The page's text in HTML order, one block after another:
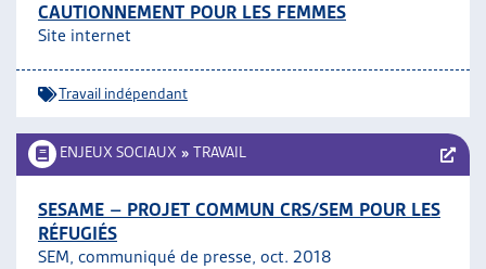
CAUTIONNEMENT POUR LES FEMMES
Site internet
Travail indépendant
ENJEUX SOCIAUX » TRAVAIL
SESAME – PROJET COMMUN CRS/SEM POUR LES
RÉFUGIÉS
SEM, communiqué de presse, oct. 2018